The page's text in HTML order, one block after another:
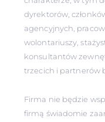
dyrektorów,
agencyjnych,
wolontariuszy,
konsultantów
trzecich i partnerów
Firma nie będzie
firmą świadomie